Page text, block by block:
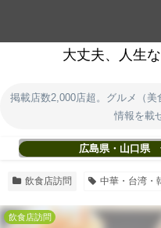
大丈夫、人生
掲載店数2,000店超。グルメ（
情報を載
広島県・山口県
飲食店訪問 中華・台湾・
飲食店訪問